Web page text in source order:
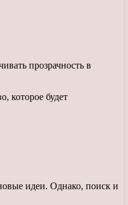
прозрачность в
которое будет
идеи. Однако, поиск и